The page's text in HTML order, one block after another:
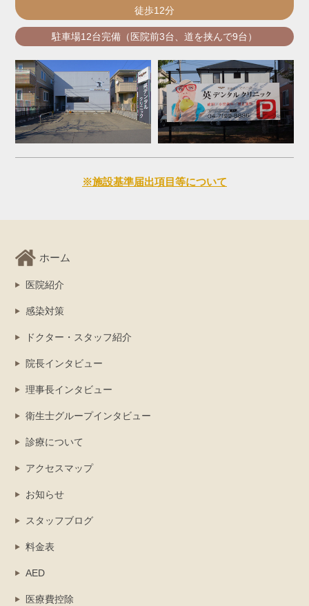
徒歩12分
駐車場12台完備（医院前3台、道を挟んで9台）
※施設基準届出項目等について
ホーム
医院紹介
感染対策
ドクター・スタッフ紹介
院長インタビュー
理事長インタビュー
衛生士グループインタビュー
診療について
アクセスマップ
お知らせ
スタッフブログ
料金表
AED
医療費控除